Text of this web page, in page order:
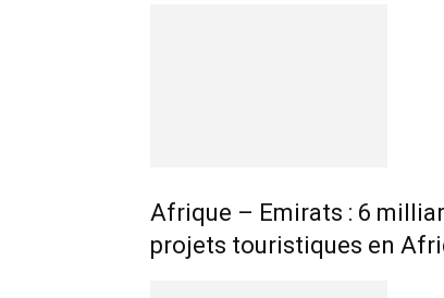
Afrique – Emirats : 6
projets touristiques en